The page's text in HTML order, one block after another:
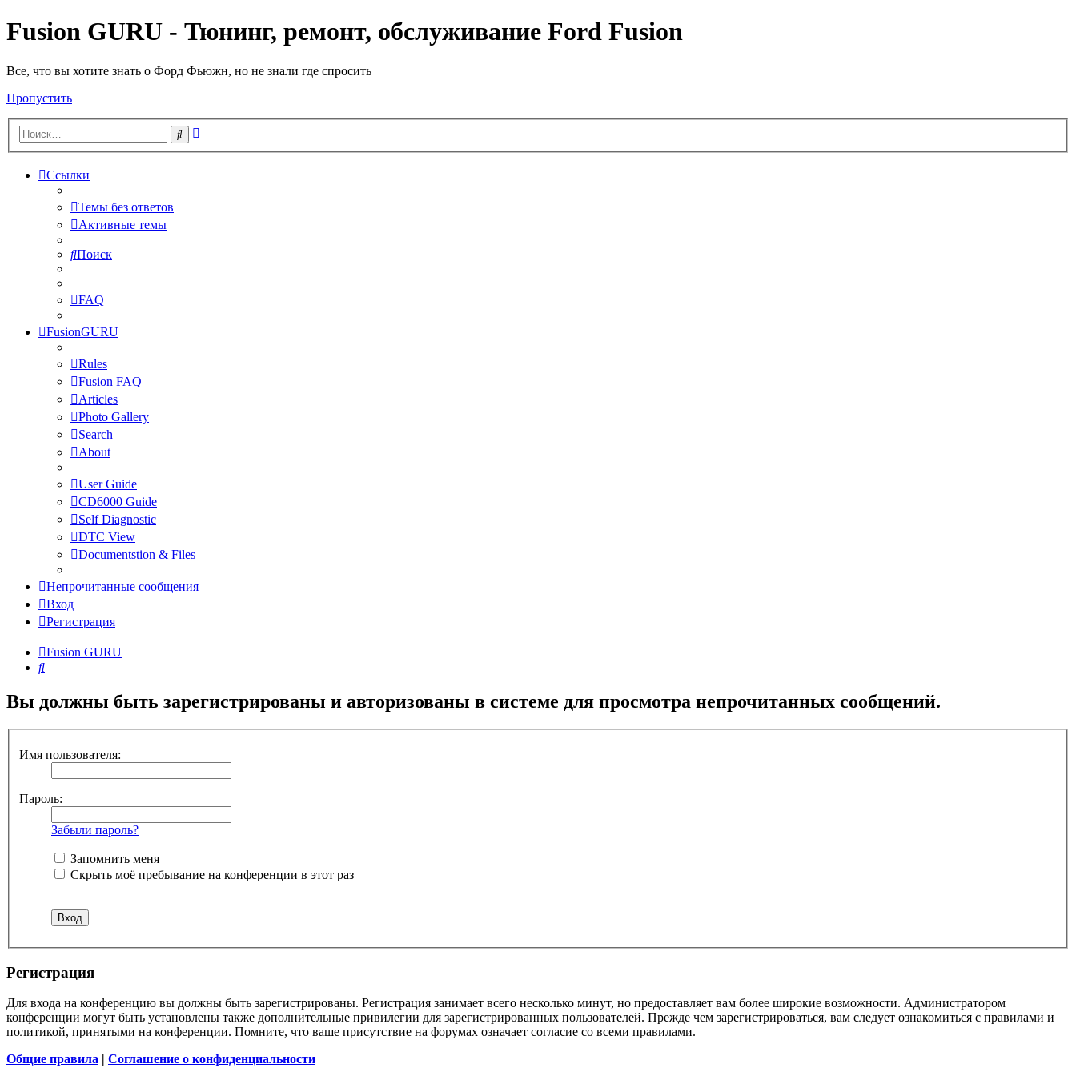
Fusion GURU - Тюнинг, ремонт, обслуживание Ford Fusion
Все, что вы хотите знать о Форд Фьюжн, но не знали где спросить
Пропустить
Поиск
Ссылки
Темы без ответов
Активные темы
Поиск
FAQ
FusionGURU
Rules
Fusion FAQ
Articles
Photo Gallery
Search
About
User Guide
CD6000 Guide
Self Diagnostic
DTC View
Documentstion & Files
Непрочитанные сообщения
Вход
Регистрация
Fusion GURU
Поиск
Вы должны быть зарегистрированы и авторизованы в системе для просмотра непрочитанных сообщений.
Имя пользователя:
Пароль:
Забыли пароль?
Запомнить меня
Скрыть моё пребывание на конференции в этот раз
Регистрация
Для входа на конференцию вы должны быть зарегистрированы. Регистрация занимает всего несколько минут, но предоставляет вам более широкие возможности. Администратором
конференции могут быть установлены также дополнительные привилегии для зарегистрированных пользователей. Прежде чем зарегистрироваться, вам следует ознакомиться с правилами и
политикой, принятыми на конференции. Помните, что ваше присутствие на форумах означает согласие со всеми правилами.
Общие правила | Соглашение о конфиденциальности